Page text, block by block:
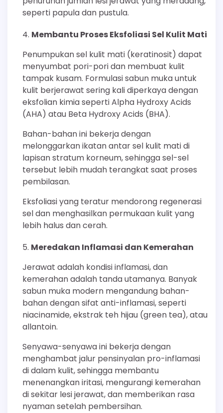
seperti papula dan pustula.
Membantu Proses Eksfoliasi Sel Kulit Mati
Penumpukan sel kulit mati (keratinosit) dapat
menyumbat pori-pori dan membuat kulit
tampak kusam. Formulasi sabun muka untuk
kulit berjerawat sering kali diperkaya dengan
eksfolian kimia seperti Alpha Hydroxy Acids
(AHA) atau Beta Hydroxy Acids (BHA).
Bahan-bahan ini bekerja dengan
melonggarkan ikatan antar sel kulit mati di
lapisan stratum korneum, sehingga sel-sel
tersebut lebih mudah terangkat saat proses
pembilasan.
Eksfoliasi yang teratur mendorong regenerasi
sel dan menghasilkan permukaan kulit yang
lebih halus dan cerah.
Meredakan Inflamasi dan Kemerahan
Jerawat adalah kondisi inflamasi, dan
kemerahan adalah tanda utamanya. Banyak
sabun muka modern mengandung bahan-
bahan dengan sifat anti-inflamasi, seperti
niacinamide, ekstrak teh hijau (green tea), atau
allantoin.
Senyawa-senyawa ini bekerja dengan
menghambat jalur pensinyalan pro-inflamasi
di dalam kulit, sehingga membantu
menenangkan iritasi, mengurangi kemerahan
di sekitar lesi jerawat, dan memberikan rasa
nyaman setelah pembersihan.